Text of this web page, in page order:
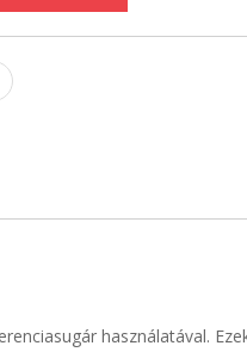
használatával.